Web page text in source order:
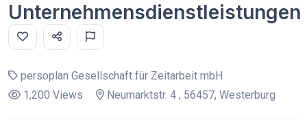
Unternehmensdienstleistungen
persoplan Gesellschaft für Zeitarbeit mbH
1,200 Views
Neumarktstr. 4 , 56457, Westerburg